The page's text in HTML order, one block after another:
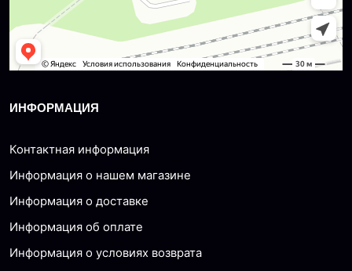
ИНФОРМАЦИЯ
Контактная информация
Информация о нашем магазине
Информация о доставке
Информация об оплате
Информация о условиях возврата